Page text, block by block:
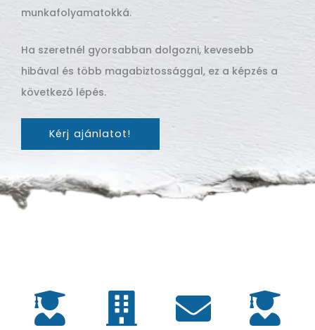
munkafolyamatokká.
Ha szeretnél gyorsabban dolgozni, kevesebb
hibával és több magabiztossággal, ez a képzés a
következő lépés.
Kérj ajánlatot!